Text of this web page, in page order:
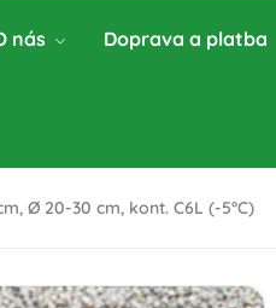
nás Doprava a platba
Ø 20-30 cm, kont. C6L (-5°C)